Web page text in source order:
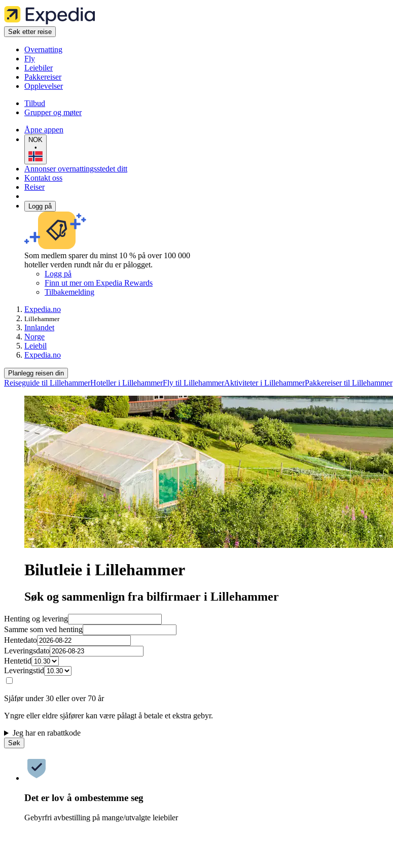
Søk etter reise
Overnatting
Fly
Leiebiler
Pakkereiser
Opplevelser
Tilbud
Grupper og møter
Åpne appen
NOK
•
Annonser overnattingsstedet ditt
Kontakt oss
Reiser
Logg på
Som medlem sparer du minst 10 % på over 100 000
hoteller verden rundt når du er pålogget.
Logg på
Finn ut mer om Expedia Rewards
Tilbakemelding
Expedia.no
Lillehammer
Innlandet
Norge
Leiebil
Expedia.no
Planlegg reisen din
Reiseguide til LillehammerHoteller i LillehammerFly til LillehammerAktiviteter i LillehammerPakkereiser til Lillehammer
Bilutleie i Lillehammer
Søk og sammenlign fra bilfirmaer i Lillehammer
Henting og levering
Samme som ved henting
Hentedato
Leveringsdato
Hentetid
Leveringstid
Sjåfør under 30 eller over 70 år
Yngre eller eldre sjåfører kan være pålagt å betale et ekstra gebyr.
Jeg har en rabattkode
Søk
Det er lov å ombestemme seg
Gebyrfri avbestilling på mange/utvalgte leiebiler